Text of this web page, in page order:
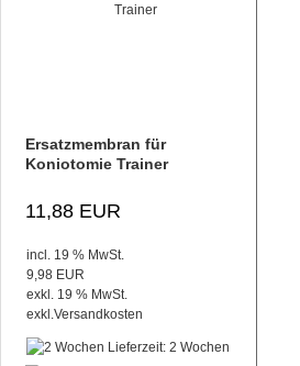
Ersatzmembran für
Koniotomie Trainer
11,88 EUR
incl. 19 % MwSt.
9,98 EUR
exkl. 19 % MwSt.
exkl.Versandkosten
Lieferzeit: 2 Wochen